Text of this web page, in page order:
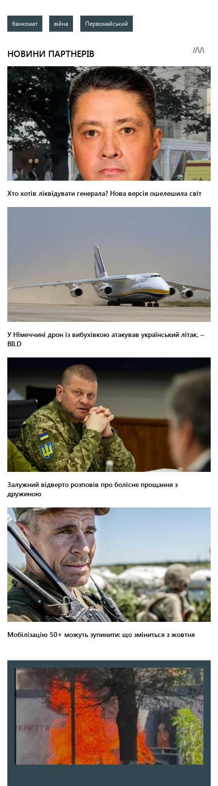
банкомат війна Первомайський